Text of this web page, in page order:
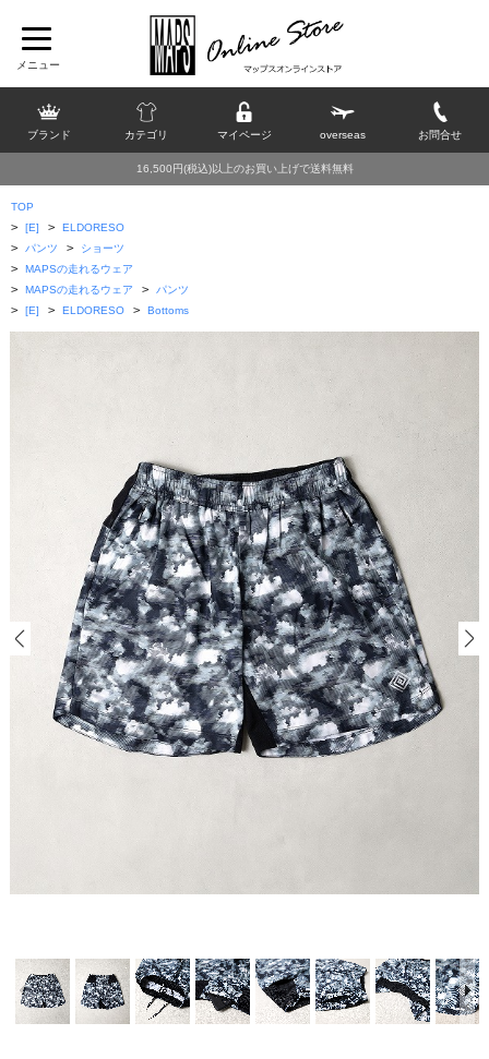
ブランド カテゴリ マイページ overseas お問合せ
16,500円(税込)以上のお買い上げで送料無料
TOP
> [E] > ELDORESO
> パンツ > ショーツ
> MAPSの走れるウェア
> MAPSの走れるウェア > パンツ
> [E] > ELDORESO > Bottoms